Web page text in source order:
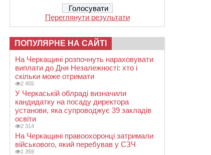
Переглянути результати
ПОПУЛЯРНЕ НА САЙТІ
На Черкащині розпочнуть нараховувати
виплати до Дня Незалежності: хто і
скільки може отримати
2 455
У Черкаській облраді визначили
кандидатку на посаду директора
установи, яка супроводжує 39 закладів
освіти
2 314
На Черкащині правоохоронці затримали
військового, який перебував у СЗЧ
1 359